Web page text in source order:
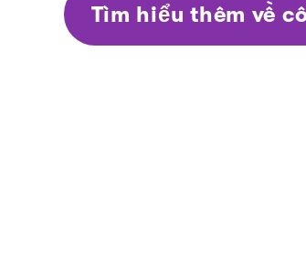
Tìm hiểu thêm về